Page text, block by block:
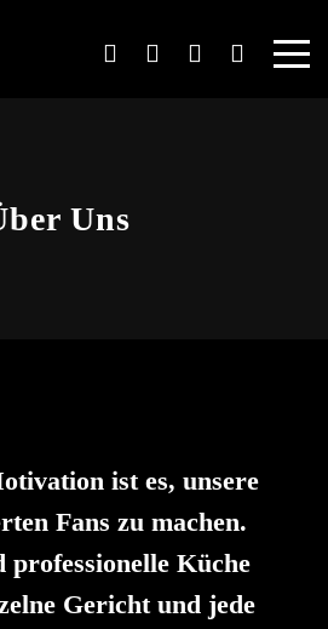
Uns
ist es, unsere
Fans zu machen.
professionelle Küche
Gericht und jede